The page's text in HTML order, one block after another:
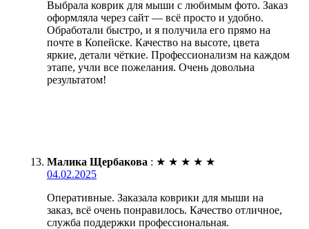
Выбрала коврик для мыши с любимым фото. Заказ
оформляла через сайт — всё просто и удобно.
Обработали быстро, и я получила его прямо на
почте в Копейске. Качество на высоте, цвета
яркие, детали чёткие. Профессионализм на каждом
этапе, учли все пожелания. Очень довольна
результатом!
Малика Щербакова : ★ ★ ★ ★ ★
04.02.2025
Оперативные. Заказала коврики для мыши на
заказ, всё очень понравилось. Качество отличное,
служба поддержки профессиональная.